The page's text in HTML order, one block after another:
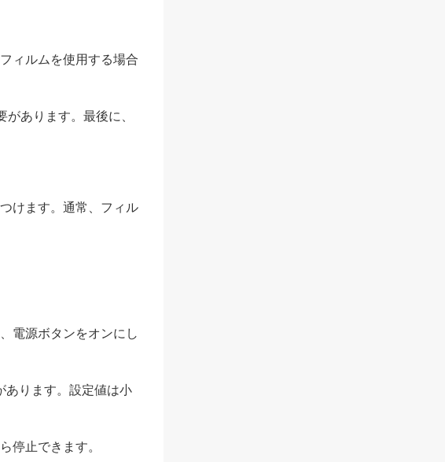
ィルムを使用する場合
あります。最後に、
けます。通常、フィル
電源ボタンをオンにし
あります。設定値は小
停止できます。